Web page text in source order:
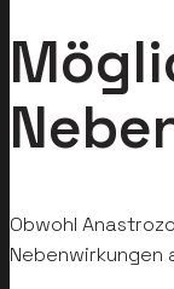
Obwohl
Nebenwirkungen